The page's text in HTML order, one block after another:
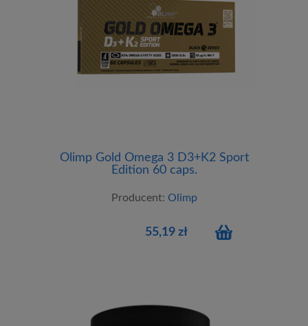
Olimp Gold Omega 3 D3+K2 Sport
Edition 60 caps.
Producent: Olimp
55,19 zł